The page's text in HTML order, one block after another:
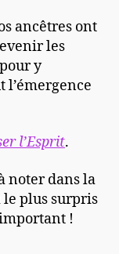
ancêtres ont
les
y
l’émergence
l’Esprit.
noter dans la
le plus surpris
!